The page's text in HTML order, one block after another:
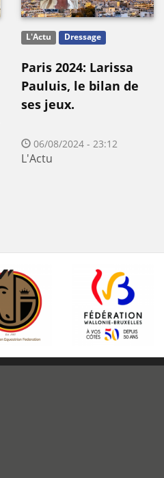
L'Actu Dressage
Paris 2024: Larissa
Pauluis, le bilan de
ses jeux.
06/08/2024 - 23:12
L'Actu